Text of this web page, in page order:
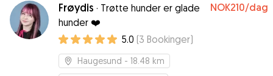
Frøydis · Trøtte hunder er glade
hunder ❤️
NOK210/dag
5.0 (3 Bookinger)
Haugesund - 18.48 km